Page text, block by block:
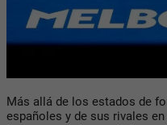
Más allá de los estados de
españoles y de sus rivales